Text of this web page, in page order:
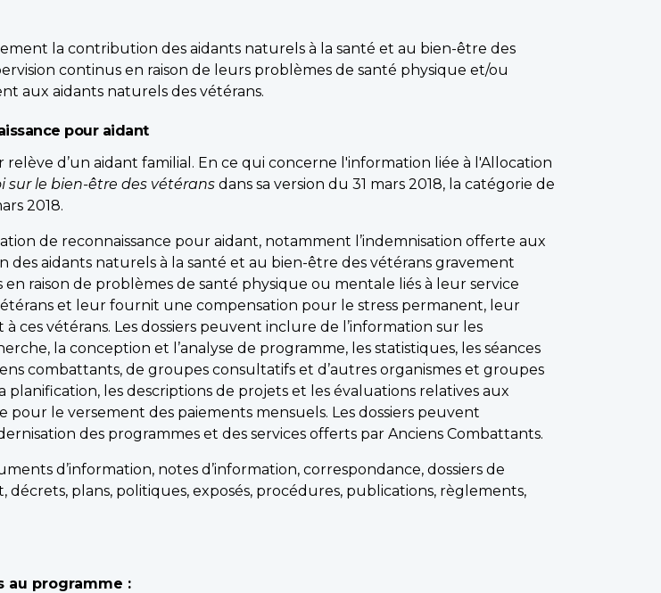
la contribution des aidants naturels à la santé et au bien-être des
continus en raison de leurs problèmes de santé physique et/ou
aux aidants naturels des vétérans.
pour aidant
d’un aidant familial. En ce qui concerne l'information liée à l'Allocation
sur le bien-être des vétérans dans sa version du 31 mars 2018, la catégorie de
2018.
de reconnaissance pour aidant, notamment l’indemnisation offerte aux
aidants naturels à la santé et au bien-être des vétérans gravement
raison de problèmes de santé physique ou mentale liés à leur service
et leur fournit une compensation pour le stress permanent, leur
ces vétérans. Les dossiers peuvent inclure de l’information sur les
la conception et l’analyse de programme, les statistiques, les séances
combattants, de groupes consultatifs et d’autres organismes et groupes
les descriptions de projets et les évaluations relatives aux
le versement des paiements mensuels. Les dossiers peuvent
des programmes et des services offerts par Anciens Combattants.
d’information, notes d’information, correspondance, dossiers de
décrets, plans, politiques, exposés, procédures, publications, règlements,
au programme :